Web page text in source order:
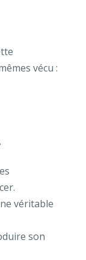
vécu :
véritable
son